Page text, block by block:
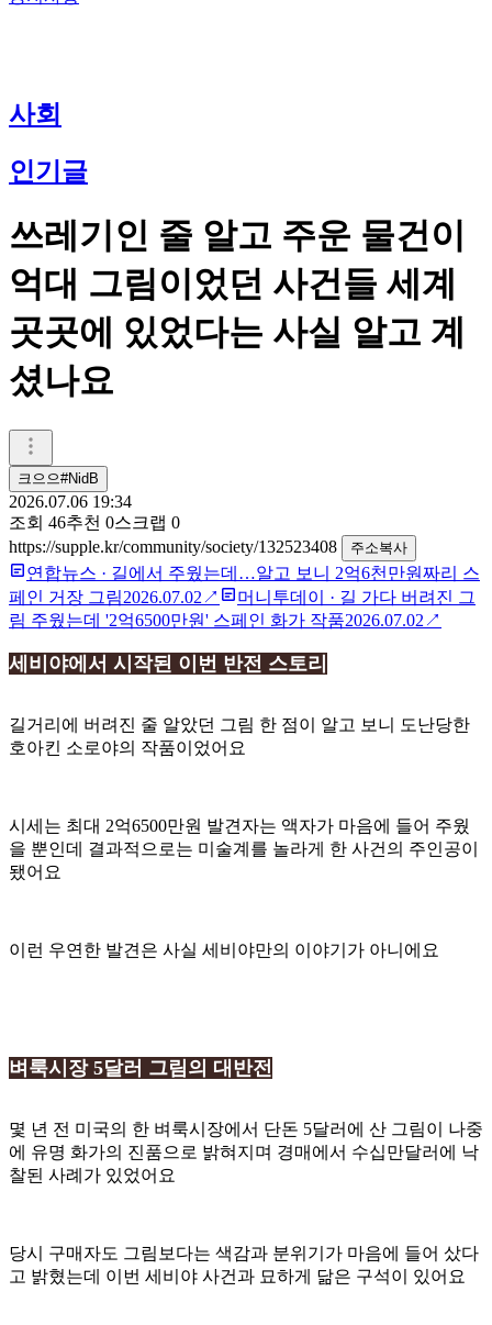
사회
인기글
쓰레기인 줄 알고 주운 물건이
억대 그림이었던 사건들 세계
곳곳에 있었다는 사실 알고 계
셨나요
크으으#NidB
2026.07.06 19:34
조회 46추천 0스크랩 0
https://supple.kr/community/society/132523408
주소복사
연합뉴스 · 길에서 주웠는데…알고 보니 2억6천만원짜리 스
페인 거장 그림2026.07.02 ↗ 머니투데이 · 길 가다 버려진 그
림 주웠는데 '2억6500만원' 스페인 화가 작품2026.07.02 ↗
세비야에서 시작된 이번 반전 스토리
길거리에 버려진 줄 알았던 그림 한 점이 알고 보니 도난당한
호아킨 소로야의 작품이었어요
시세는 최대 2억6500만원 발견자는 액자가 마음에 들어 주웠
을 뿐인데 결과적으로는 미술계를 놀라게 한 사건의 주인공이
됐어요
이런 우연한 발견은 사실 세비야만의 이야기가 아니에요
벼룩시장 5달러 그림의 대반전
몇 년 전 미국의 한 벼룩시장에서 단돈 5달러에 산 그림이 나중
에 유명 화가의 진품으로 밝혀지며 경매에서 수십만달러에 낙
찰된 사례가 있었어요
당시 구매자도 그림보다는 색감과 분위기가 마음에 들어 샀다
고 밝혔는데 이번 세비야 사건과 묘하게 닮은 구석이 있어요